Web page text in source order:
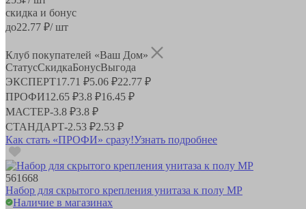
скидка и бонус
до22.77 ₽/ шт
Клуб покупателей «Ваш Дом»
СтатусСкидкаБонусВыгода
ЭКСПЕРТ17.71 ₽5.06 ₽22.77 ₽
ПРОФИ12.65 ₽3.8 ₽16.45 ₽
МАСТЕР-3.8 ₽3.8 ₽
СТАНДАРТ-2.53 ₽2.53 ₽
Как стать «ПРОФИ» сразу!Узнать подробнее
561668
Набор для скрытого крепления унитаза к полу MP
Наличие в магазинах